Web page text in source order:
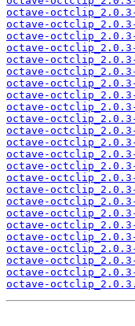
octave-octclip_2.0.3-
octave-octclip_2.0.3-
octave-
octave-
octave-octclip_2.0.3-
octave-octclip_2.0.3-
octave-octclip_2.0.3-
octave-octclip_2.0.3-
octave-
octave-octclip_2.0.3-
octave-
octave-octclip_2.0.3-
octave-octclip_2.0.3-
octave-octclip_2.0.3-
octave-octclip_2.0.3-
octave-octclip_2.0.3-
octave-octclip_2.0.3-
octave-octclip_2.0.3-
octave-octclip_2.0.3-
octave-
octave-octclip_2.0.3-
octave-
octave-
octave-